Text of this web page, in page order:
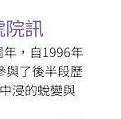
訊
，自1996年
與了後半段歷
浸的蛻變與